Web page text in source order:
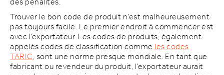
Trouver le bon code de produit n’est malheureusement
pas toujours facile. Le premier endroit à commencer est
avec l’exportateur. Les codes de produits, également
appelés codes de classification commeles codes
TARIC, sont une norme presque mondiale. En tant que
fabricant ou revendeur du produit, l’exportateur aurait